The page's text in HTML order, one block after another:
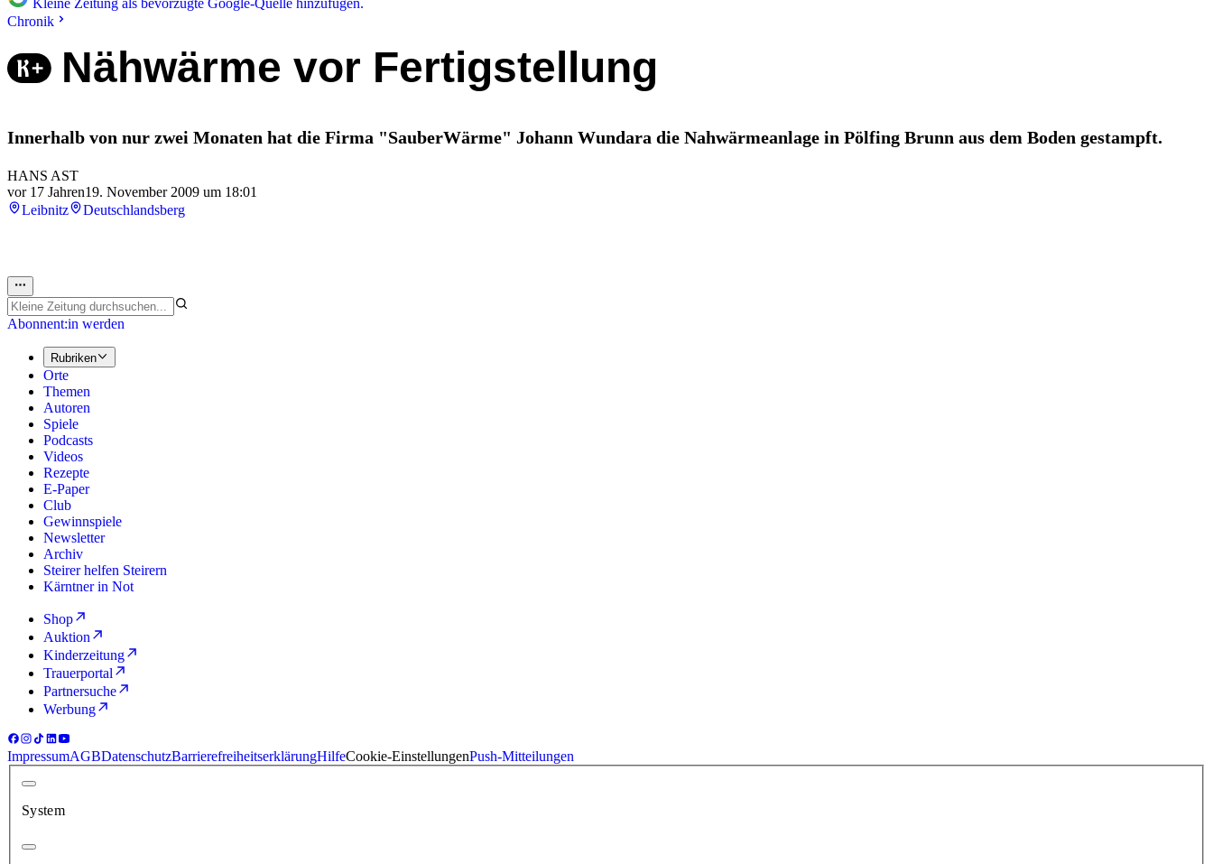
Chronik
Nähwärme vor Fertigstellung
Innerhalb von nur zwei Monaten hat die Firma "SauberWärme" Johann Wundara die Nahwärmeanlage in Pölfing Brunn aus dem Boden gestampft.
HANS AST
vor 17 Jahren19. November 2009 um 18:01
Leibnitz
Deutschlandsberg
Abonnent:in werden
Rubriken
Orte
Themen
Autoren
Spiele
Podcasts
Videos
Rezepte
E-Paper
Club
Gewinnspiele
Newsletter
Archiv
Steirer helfen Steirern
Kärntner in Not
Shop
Auktion
Kinderzeitung
Trauerportal
Partnersuche
Werbung
ImpressumAGBDatenschutzBarrierefreiheitserklärungHilfeCookie-EinstellungenPush-Mitteilungen
System